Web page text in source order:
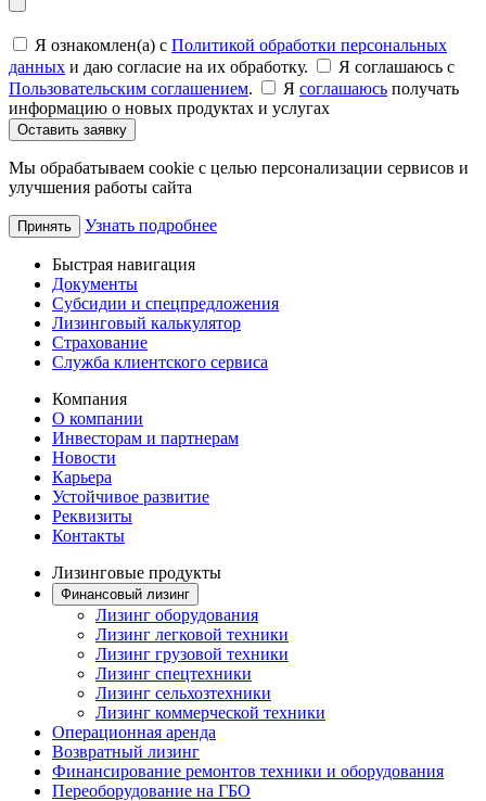
Я ознакомлен(а) с Политикой обработки персональных
данных и даю согласие на их обработку.
Я соглашаюсь c
Пользовательским соглашением. Я соглашаюсь получать
информацию о новых продуктах и услугах
Оставить заявку
Мы обрабатываем cookie с целью персонализации сервисов и
улучшения работы сайта
Принять Узнать подробнее
Быстрая навигация
Документы
Субсидии и спецпредложения
Лизинговый калькулятор
Страхование
Служба клиентского сервиса
Компания
О компании
Инвесторам и партнерам
Новости
Карьера
Устойчивое развитие
Реквизиты
Контакты
Лизинговые продукты
Финансовый лизинг
Лизинг оборудования
Лизинг легковой техники
Лизинг грузовой техники
Лизинг спецтехники
Лизинг сельхозтехники
Лизинг коммерческой техники
Операционная аренда
Возвратный лизинг
Финансирование ремонтов техники и оборудования
Переоборудование на ГБО